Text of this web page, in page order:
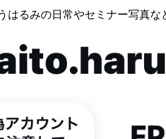
はるみの日常やセミナー写真な